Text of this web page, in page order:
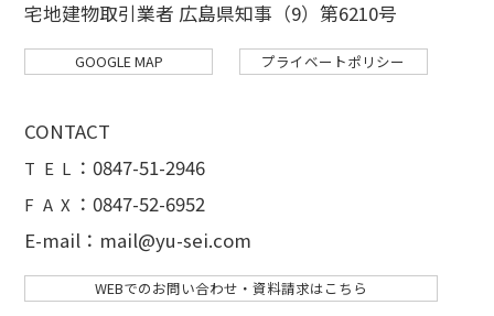
宅地建物取引業者 広島県知事（9）第6210号
GOOGLE MAP プライベートポリシー
CONTACT
T E L ： 0847-51-2946
F A X ：0847-52-6952
E-mail：mail@yu-sei.com
WEBでのお問い合わせ・資料請求はこちら